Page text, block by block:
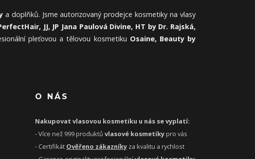
a doplňků. Jsme autorizovaný prodejce kosmetiky na vlasy
JJ, JP Jana Paulová Divine, HT by Dr. Rajská,
pleťovou a tělovou kosmetiku Osaine, Beauty by
O NÁS
Nakupovat vlasovou kosmetiku u nás se vyplatí:
- Více než 999 produktů vlasové kosmetiky pro vás
- Certifikát Ověřeno zákazníky za kvalitu a rychlost